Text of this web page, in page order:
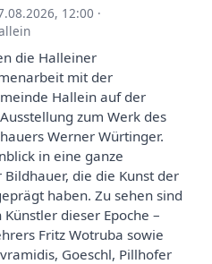
12:00 ·
die Halleiner
mit der
Hallein auf der
zum Werk des
Werner Würtinger.
in eine ganze
die die Kunst der
haben. Zu sehen sind
dieser Epoche –
Fritz Wotruba sowie
Goeschl, Pillhofer